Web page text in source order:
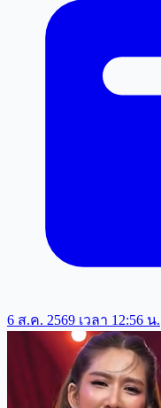
6 ส.ค. 2569 เวลา 12:56 น.